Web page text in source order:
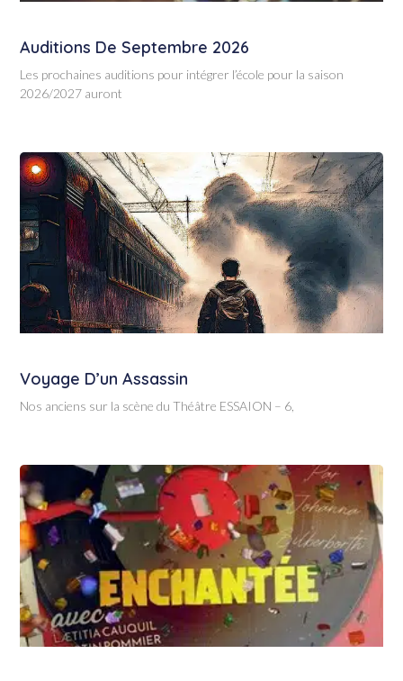
Auditions De Septembre 2026
Les prochaines auditions pour intégrer l’école pour la saison
2026/2027 auront
Voyage D’un Assassin
Nos anciens sur la scène du Théâtre ESSAION – 6,